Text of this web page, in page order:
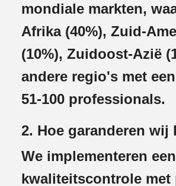
mondiale markten,
Afrika (40%), Zuid-
(10%), Zuidoost-Azië
andere regio's met
51-100 professionals.
2. Hoe garanderen wij
We implementeren
kwaliteitscontrole met